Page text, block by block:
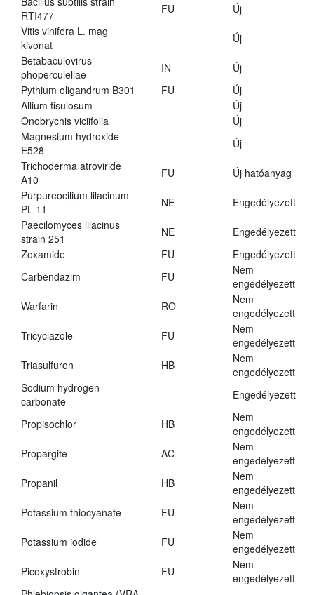
RTI477
FU
Új
Vitis vinifera L. mag
kivonat
Új
Betabaculovirus
phoperculellae
IN
Új
Pythium oligandrum B301
FU
Új
Allium fisulosum
Új
Onobrychis viciifolia
Új
Magnesium hydroxide
E528
Új
Trichoderma atroviride
A10
FU
Új hatóanyag
Purpureocilium lilacinum
PL 11
NE
Engedélyezett
Paecilomyces lilacinus
strain 251
NE
Engedélyezett
Zoxamide
FU
Engedélyezett
Carbendazim
FU
Nem
engedélyezett
Warfarin
RO
Nem
engedélyezett
Tricyclazole
FU
Nem
engedélyezett
Triasulfuron
HB
Nem
engedélyezett
Sodium hydrogen
carbonate
Engedélyezett
Propisochlor HB
Nem
engedélyezett
Propargite
AC
Nem
engedélyezett
Propanil
HB
Nem
engedélyezett
Potassium thiocyanate
FU
Nem
engedélyezett
Potassium iodide
FU
Nem
engedélyezett
Picoxystrobin
FU
Nem
engedélyezett